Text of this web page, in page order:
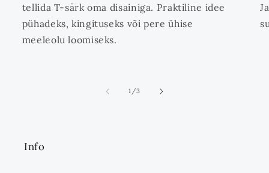
tellida T-särk oma disainiga. Praktiline idee
pühadeks, kingituseks või pere ühise
meeleolu loomiseks.
1 /ei
3
Info